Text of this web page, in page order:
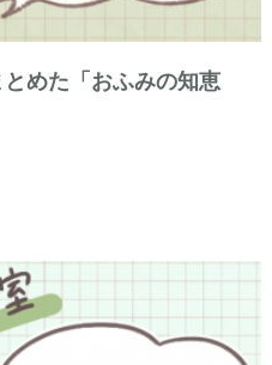
めた「おふみの知恵